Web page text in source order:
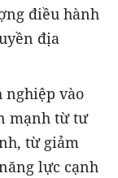
điều hành
địa
nghiệp vào
mạnh từ tư
từ giảm
lực cạnh